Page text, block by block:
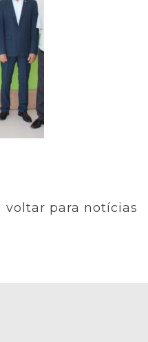
voltar para notícias